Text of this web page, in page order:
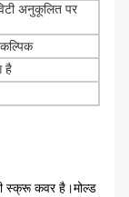
अनुकूलित पर
है
स्क्रू कवर है।मोल्ड